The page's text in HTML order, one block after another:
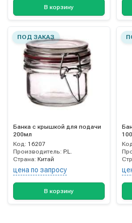
В корзину
ПОД ЗАКАЗ
Банка с крышкой для подачи
200мл
Код: 16207
Производитель: P.L.
Страна: Китай
цена по запросу
В корзину